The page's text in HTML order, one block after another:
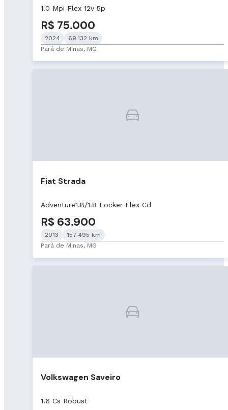
1.0 Mpi Flex 12v 5p
R$ 75.000
2024
69.132 km
Pará de Minas, MG
Fiat Strada
Adventure1.8/1.8 Locker Flex Cd
R$ 63.900
2013
157.495 km
Pará de Minas, MG
Volkswagen Saveiro
1.6 Cs Robust